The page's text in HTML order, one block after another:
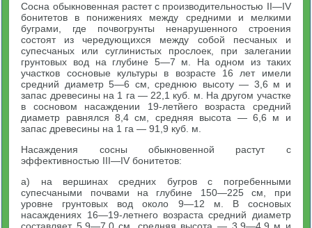
Сосна обыкновенная растет с производительностью II—IV
бонитетов в понижениях между средними и мелкими
буграми, где почвогрунты ненарушенного строения
состоят из чередующихся между собой песчаных и
супесчаных или суглинистых прослоек, при залегании
грунтовых вод на глубине 5—7 м. На одном из таких
участков сосновые культуры в возрасте 16 лет имели
средний диаметр 5—6 см, среднюю высоту — 3,6 м и
запас древесины на 1 га — 22,1 куб. м. На другом участке
в сосновом насаждении 19-летйего возраста средний
диаметр равнялся 8,4 см, средняя высота — 6,6 м и
запас древесины на 1 га — 91,9 куб. м.
Насаждения сосны обыкновенной растут с
эффективностью III—IV бонитетов:
а) на вершинах средних бугров с погребенными
супесчаными почвами на глубине 150—225 см, при
уровне грунтовых вод около 9—12 м. В сосновых
насаждениях 16—19-летнего возраста средний диаметр